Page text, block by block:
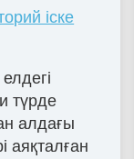
іске
түрде
алдағы
аяқталған